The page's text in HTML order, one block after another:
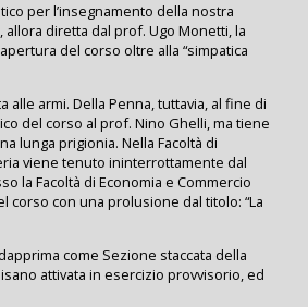
per l’insegnamento della nostra
diretta dal prof. Ugo Monetti, la
del corso oltre alla “simpatica
armi. Della Penna, tuttavia, al fine di
del corso al prof. Nino Ghelli, ma tiene
lunga prigionia. Nella Facoltà di
viene tenuto ininterrottamente dal
la Facoltà di Economia e Commercio
corso con una prolusione dal titolo: “La
come Sezione staccata della
attivata in esercizio provvisorio, ed